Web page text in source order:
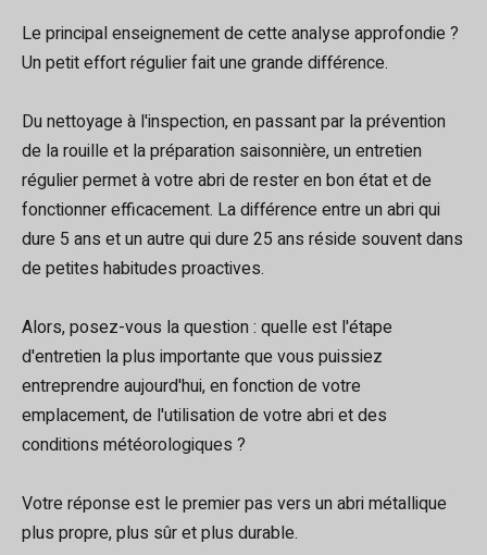
Le principal enseignement de cette analyse approfondie ?
Un petit effort régulier fait une grande différence.
Du nettoyage à l'inspection, en passant par la prévention
de la rouille et la préparation saisonnière, un entretien
régulier permet à votre abri de rester en bon état et de
fonctionner efficacement. La différence entre un abri qui
dure 5 ans et un autre qui dure 25 ans réside souvent dans
de petites habitudes proactives.
Alors, posez-vous la question : quelle est l'étape
d'entretien la plus importante que vous puissiez
entreprendre aujourd'hui, en fonction de votre
emplacement, de l'utilisation de votre abri et des
conditions météorologiques ?
Votre réponse est le premier pas vers un abri métallique
plus propre, plus sûr et plus durable.